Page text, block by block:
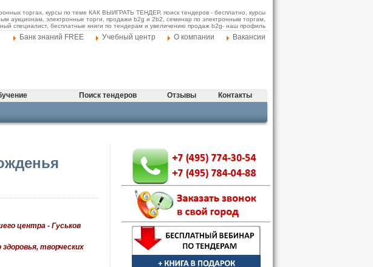
торгах, курсы по теме КАК ВЫИГРАТЬ ТЕНДЕР, поиск тендеров - бесплатно, курсы
аукционам, электронные торги, продажи b2g и 2b2, семинар по электронным торгам,
специалист, бесплатные книги по тендерам и увеличению продаж b2g- наш профиль
Банк знаний FREE Учебный центр О компании Вакансии
Поиск тендеров Отзывы Контакты
центра - Гуськов
творческих